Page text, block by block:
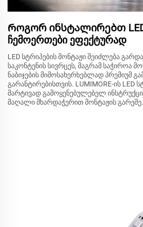
Როგორ ინსტალირებთ LED
ჩემოერთები ეფექტურად
LED სტრიპების მონტაჟი შეიძლება
საკონტენის სივრცეს, მაგრამ საჭიროა
ნაბიჯების მიმოსახერხებლად პრემიუმ
გარანტირებისთვის. LUMIMORE-ის LED
მარტივად გამოყენებულებელ
მაღალი მხარდაჭერით მონტაჟის გარეშე.